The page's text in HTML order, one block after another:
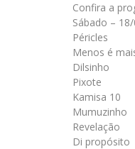
Confira a
Sábado –
Péricles
Menos é
Dilsinho
Pixote
Kamisa 10
Mumuzinho
Revelação
Di propósito